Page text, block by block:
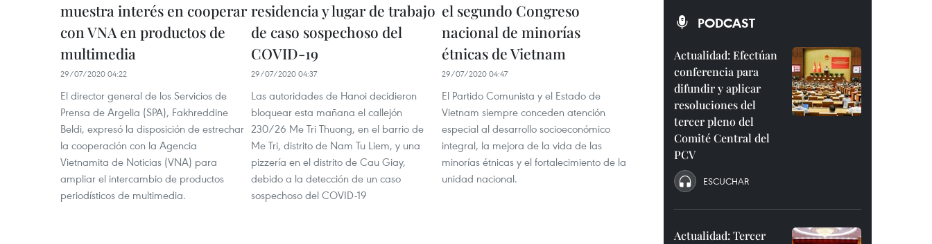
muestra interés en cooperar
con VNA en productos de
multimedia
29/07/2020 04:22
El director general de los Servicios de
Prensa de Argelia (SPA), Fakhreddine
Beldi, expresó la disposición de estrechar
la cooperación con la Agencia
Vietnamita de Noticias (VNA) para
ampliar el intercambio de productos
periodísticos de multimedia.
residencia y lugar de trabajo
de caso sospechoso del
COVID-19
29/07/2020 04:37
Las autoridades de Hanoi decidieron
bloquear esta mañana el callejón
230/26 Me Tri Thuong, en el barrio de
Me Tri, distrito de Nam Tu Liem, y una
pizzería en el distrito de Cau Giay,
debido a la detección de un caso
sospechoso del COVID-19
el segundo Congreso
nacional de minorías
étnicas de Vietnam
29/07/2020 04:47
El Partido Comunista y el Estado de
Vietnam siempre conceden atención
especial al desarrollo socioeconómico
integral, la mejora de la vida de las
minorías étnicas y el fortalecimiento de la
unidad nacional.
PODCAST
Actualidad: Efectúan
conferencia para
difundir y aplicar
resoluciones del
tercer pleno del
Comité Central del
PCV
ESCUCHAR
Actualidad: Tercer